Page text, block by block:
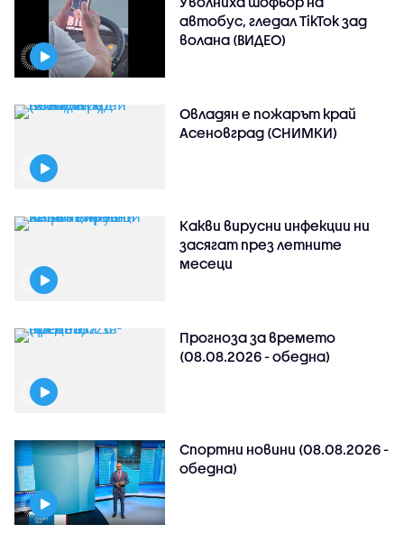
автобус, гледал TikTok зад
волана (ВИДЕО)
Овладян е пожарът край
Асеновград (СНИМКИ)
Какви вирусни инфекции ни
засягат през летните
месеци
Прогноза за времето
(08.08.2026 - обедна)
Спортни новини (08.08.2026 -
обедна)